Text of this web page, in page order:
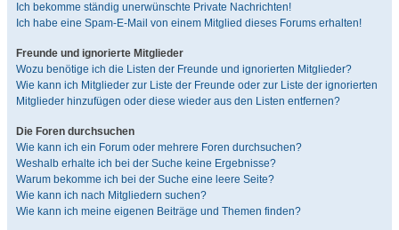
Ich bekomme ständig unerwünschte Private Nachrichten!
Ich habe eine Spam-E-Mail von einem Mitglied dieses Forums erhalten!
Freunde und ignorierte Mitglieder
Wozu benötige ich die Listen der Freunde und ignorierten Mitglieder?
Wie kann ich Mitglieder zur Liste der Freunde oder zur Liste der ignorierten
Mitglieder hinzufügen oder diese wieder aus den Listen entfernen?
Die Foren durchsuchen
Wie kann ich ein Forum oder mehrere Foren durchsuchen?
Weshalb erhalte ich bei der Suche keine Ergebnisse?
Warum bekomme ich bei der Suche eine leere Seite?
Wie kann ich nach Mitgliedern suchen?
Wie kann ich meine eigenen Beiträge und Themen finden?